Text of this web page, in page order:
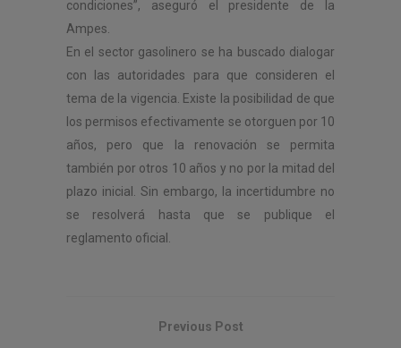
condiciones”, aseguró el presidente de la
Ampes.
En el sector gasolinero se ha buscado dialogar
con las autoridades para que consideren el
tema de la vigencia. Existe la posibilidad de que
los permisos efectivamente se otorguen por 10
años, pero que la renovación se permita
también por otros 10 años y no por la mitad del
plazo inicial. Sin embargo, la incertidumbre no
se resolverá hasta que se publique el
reglamento oficial.
Previous Post